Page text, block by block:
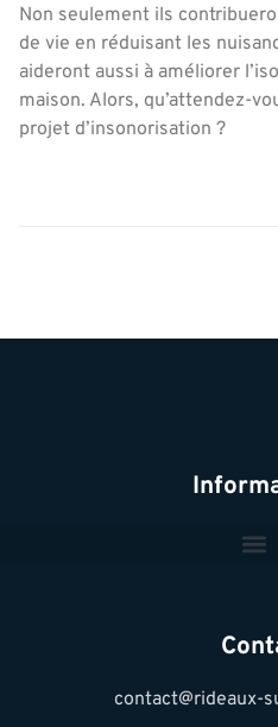
Non seulement ils
de vie en réduisant les
aideront aussi à améliorer
maison. Alors, qu’attendez-
projet d’insonorisation ?
contact@rideaux-